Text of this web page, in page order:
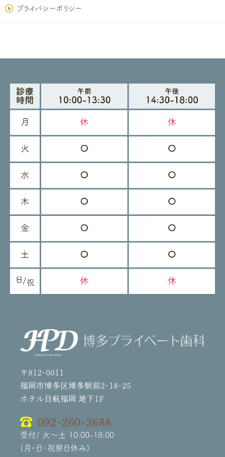
プライバシーポリシー
〒812-0011
福岡市博多区博多駅前2-18-25
ホテル日航福岡 地下1F
092-260-3688
受付/ 火～土 10:00-18:00
(月・日・祝祭日休み)